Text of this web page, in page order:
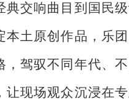
典交响曲目到国民级
本土原创作品，乐
，驾驭不同年代、
让现场观众沉浸在